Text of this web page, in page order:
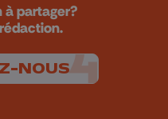
à partager?
NOUS